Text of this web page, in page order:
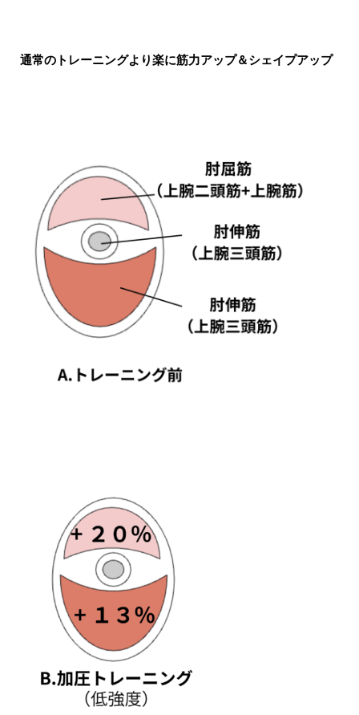
通常のトレーニングより楽に筋力アップ＆シェイプアップ